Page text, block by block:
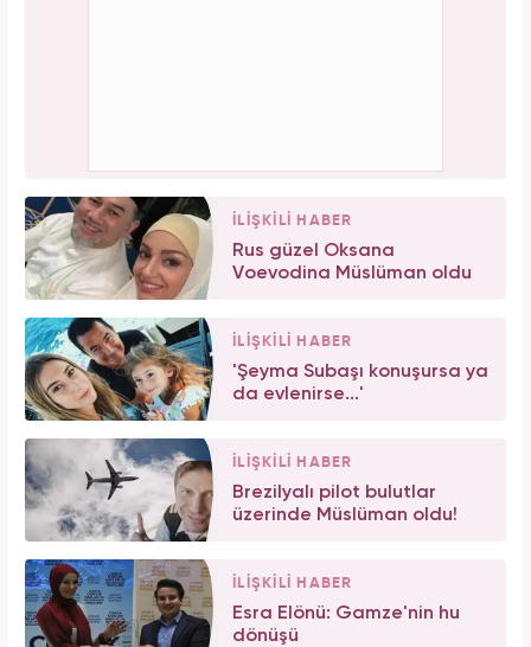
İLİŞKİLİ HABER
Rus güzel Oksana
Voevodina Müslüman oldu
İLİŞKİLİ HABER
'Şeyma Subaşı konuşursa ya
da evlenirse...'
İLİŞKİLİ HABER
Brezilyalı pilot bulutlar
üzerinde Müslüman oldu!
İLİŞKİLİ HABER
Esra Elönü: Gamze'nin hu
dönüşü